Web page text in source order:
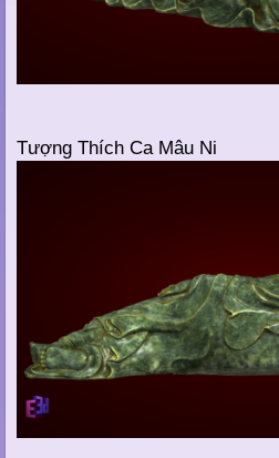
Tượng Thích Ca Mâu Ni